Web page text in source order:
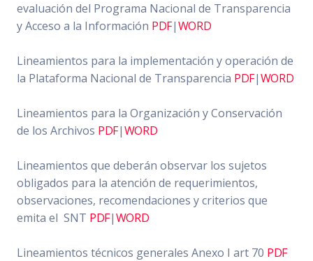
evaluación del Programa Nacional de Transparencia
y Acceso a la Información PDF|WORD
Lineamientos para la implementación y operación de
la Plataforma Nacional de Transparencia PDF|WORD
Lineamientos para la Organización y Conservación
de los Archivos PDF|WORD
Lineamientos que deberán observar los sujetos
obligados para la atención de requerimientos,
observaciones, recomendaciones y criterios que
emita el SNT PDF|WORD
Lineamientos técnicos generales Anexo I art 70 PDF